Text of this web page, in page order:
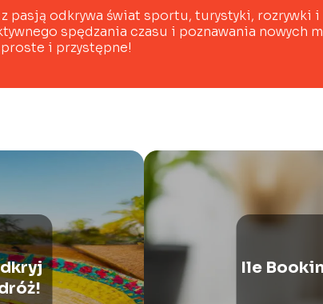
pasją odkrywa świat sportu, turystyki, rozrywki
spędzania czasu i poznawania nowych
i przystępne!
Ile